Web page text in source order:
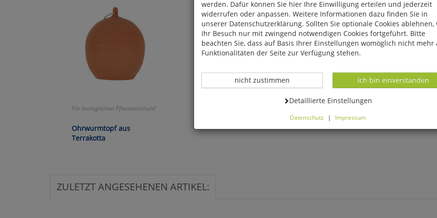
Für biologischen Pflanzenschutz!
Ohrwurmtopf aus
Terrakotta
ZULETZT ANGESEHENEN ARTIKEL:
werden. Dafür können Sie hier Ihre Einwilligung erteilen und jederzeit
widerrufen oder anpassen. Weitere Informationen dazu finden Sie in
unserer Datenschutzerklärung. Sollten Sie optionale Cookies ablehnen,
Ihr Besuch nur mit zwingend notwendigen Cookies fortgeführt. Bitte
beachten Sie, dass auf Basis Ihrer Einstellungen womöglich nicht mehr
Funktionalitäten der Seite zur Verfügung stehen.
Datenverarbeitung -
Ich bin einverstanden
Datenverarbeitung -
nicht zustimmen
Datenverarbeitung -
Detaillierte Einstellungen
Datenschutz | Impressum
Cookies ablehnen, wird Ihr Besuch nur mit zwingend notwendigen